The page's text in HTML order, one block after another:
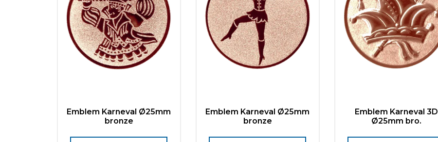
Emblem Karneval Ø25mm
bronze
Emblem Karneval Ø25mm
bronze
Emblem Karneval 3D
Ø25mm bro.